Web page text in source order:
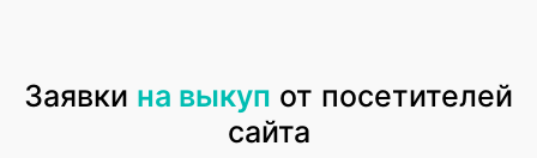
Заявки на выкуп от посетителей
сайта